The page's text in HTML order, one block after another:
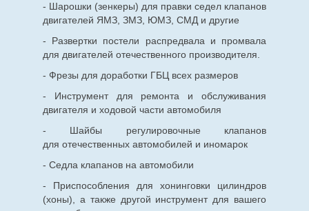
- Шарошки (зенкеры) для правки седел клапанов
двигателей ЯМЗ, ЗМЗ, ЮМЗ, СМД и другие
- Развертки постели распредвала и промвала
для двигателей отечественного производителя.
- Фрезы для доработки ГБЦ всех размеров
- Инструмент для ремонта и обслуживания
двигателя и ходовой части автомобиля
- Шайбы регулировочные клапанов
для отечественныхавтомобилей и иномарок
- Седла клапанов на автомобили
- Приспособления для хонинговки цилиндров
(хоны), а также другой инструмент для вашего